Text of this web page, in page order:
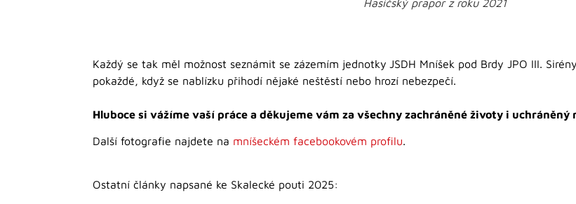
Každý se tak měl možnost seznámit se zázemím jednotky JSDH Mníšek pod Brdy JPO III.
pokaždé, když se nablízku přihodí nějaké neštěstí nebo hrozí nebezpečí.
Hluboce si vážíme vaší práce a děkujeme vám za všechny zachráněné životy i
Další fotografie najdete na mníšeckém facebookovém profilu.
Ostatní články napsané ke Skalecké pouti 2025: